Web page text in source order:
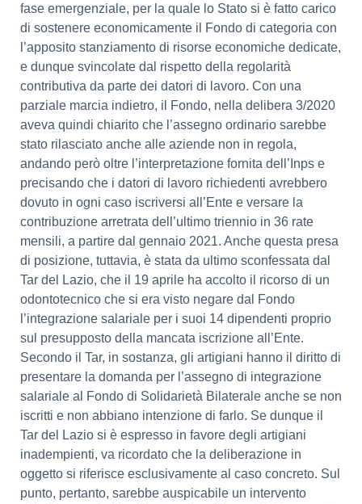
fase emergenziale, per la quale lo Stato si è fatto carico
di sostenere economicamente il Fondo di categoria con
l’apposito stanziamento di risorse economiche dedicate,
e dunque svincolate dal rispetto della regolarità
contributiva da parte dei datori di lavoro. Con una
parziale marcia indietro, il Fondo, nella delibera 3/2020
aveva quindi chiarito che l’assegno ordinario sarebbe
stato rilasciato anche alle aziende non in regola,
andando però oltre l’interpretazione fornita dell’Inps e
precisando che i datori di lavoro richiedenti avrebbero
dovuto in ogni caso iscriversi all’Ente e versare la
contribuzione arretrata dell’ultimo triennio in 36 rate
mensili, a partire dal gennaio 2021. Anche questa presa
di posizione, tuttavia, è stata da ultimo sconfessata dal
Tar del Lazio, che il 19 aprile ha accolto il ricorso di un
odontotecnico che si era visto negare dal Fondo
l’integrazione salariale per i suoi 14 dipendenti proprio
sul presupposto della mancata iscrizione all’Ente.
Secondo il Tar, in sostanza, gli artigiani hanno il diritto di
presentare la domanda per l’assegno di integrazione
salariale al Fondo di Solidarietà Bilaterale anche se non
iscritti e non abbiano intenzione di farlo. Se dunque il
Tar del Lazio si è espresso in favore degli artigiani
inadempienti, va ricordato che la deliberazione in
oggetto si riferisce esclusivamente al caso concreto. Sul
punto, pertanto, sarebbe auspicabile un intervento